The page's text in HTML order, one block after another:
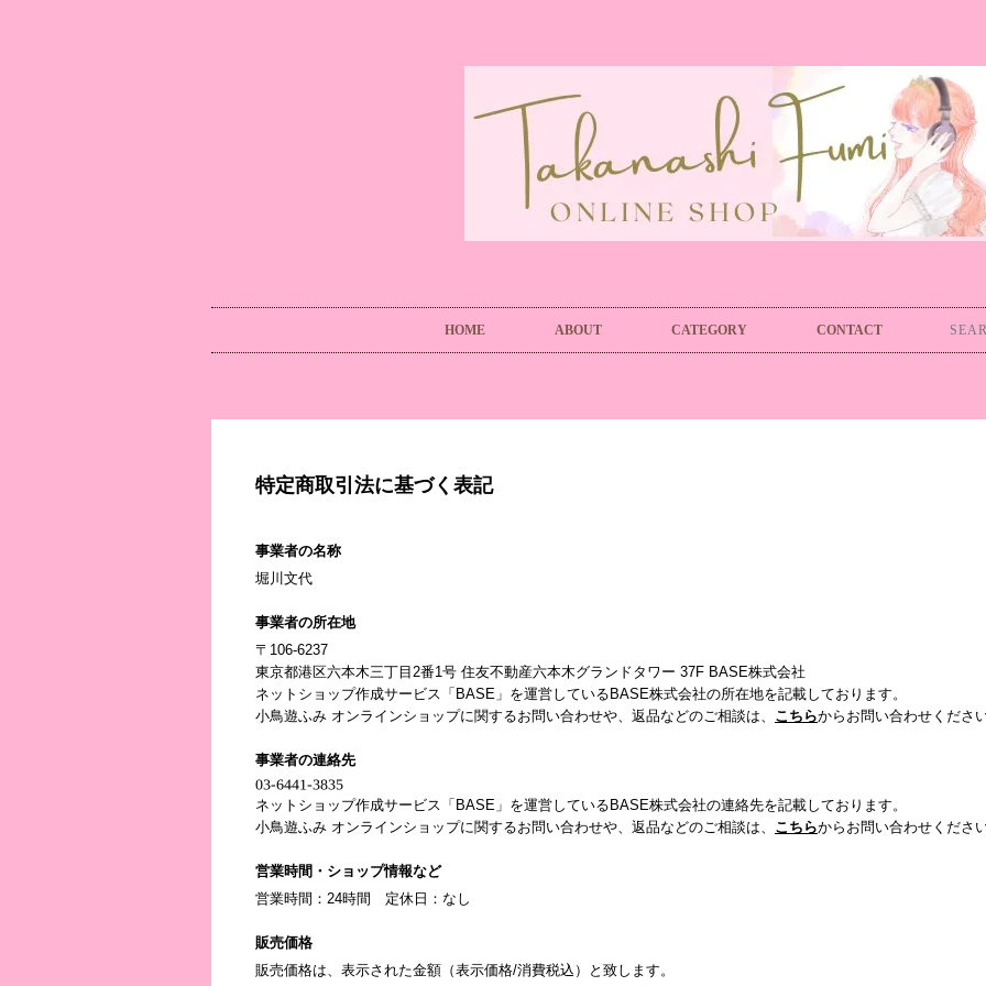
HOME ABOUT CATEGORY CONTACT
特定商取引法に基づく表記
事業者の名称
堀川文代
事業者の所在地
〒106-6237
東京都港区六本木三丁目2番1号 住友不動産六本木グランドタワー 37F BASE株式会社
ネットショップ作成サービス「BASE」を運営しているBASE株式会社の所在地を記載しております。
小鳥遊ふみ オンラインショップに関するお問い合わせや、返品などのご相談は、 こちらからお問い合わせください
事業者の連絡先
ネットショップ作成サービス「BASE」を運営しているBASE株式会社の連絡先を記載しております。
小鳥遊ふみ オンラインショップに関するお問い合わせや、返品などのご相談は、 こちらからお問い合わせください
営業時間・ショップ情報など
営業時間：24時間 定休日：なし
販売価格
販売価格は、表示された金額（表示価格/消費税込）と致します。